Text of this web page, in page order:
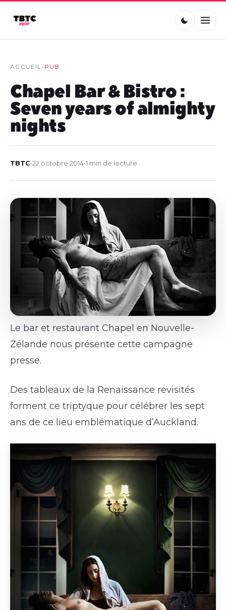
ACCUEIL› PUB
Chapel Bar & Bistro :
Seven years of almighty
nights
TBTC•22 octobre 2014•1 min de lecture
Le bar et restaurant Chapel en Nouvelle-
Zélande nous présente cette campagne
presse.
Des tableaux de la Renaissance revisités
forment ce triptyque pour célébrer les sept
ans de ce lieu emblématique d’Auckland.